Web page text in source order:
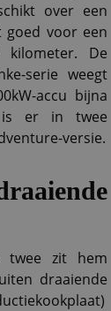
over een
goed voor een
De
serie weegt
accu bijna
is er in twee
versie.
twee zit hem
draaiende